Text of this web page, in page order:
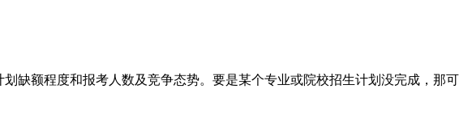
额程度和报考人数及竞争态势。要是某个专业或院校招生计划没完成，那可